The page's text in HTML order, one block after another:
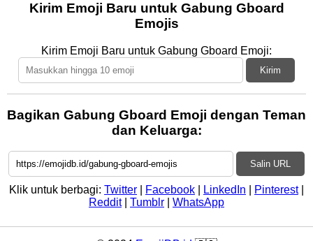
Kirim Emoji Baru untuk Gabung Gboard
Emojis
Kirim Emoji Baru untuk Gabung Gboard Emoji:
Kirim
Bagikan Gabung Gboard Emoji dengan Teman
dan Keluarga:
Salin URL
Klik untuk berbagi: Twitter Facebook LinkedIn Pinterest|
Reddit| Tumblr WhatsApp